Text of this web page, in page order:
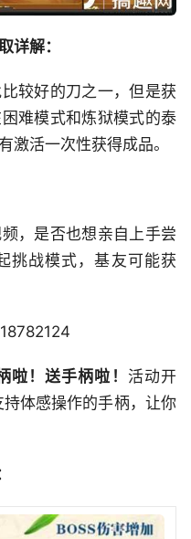
详解：
较好的刀之一，但是获
难模式和炼狱模式的泰
激活一次性获得成品。
，是否也想亲自上手尝
挑战模式，基友可能获
啦！送手柄啦！ 活动开
体感操作的手柄，让你